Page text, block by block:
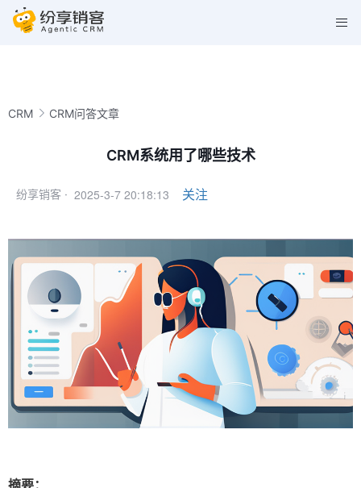
CRM CRM问答文章
CRM系统用了哪些技术
纷享销客 · 2025-3-7 20:18:13 关注